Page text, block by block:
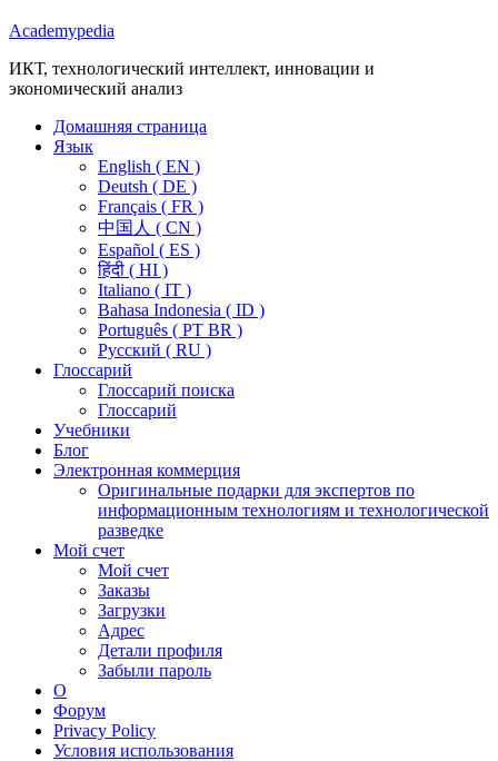
Menu
Academypedia
ИКТ, технологический интеллект, инновации и
экономический анализ
Домашняя страница
Язык
English ( EN )
Deutsh ( DE )
Français ( FR )
中国人 ( CN )
Español ( ES )
हिंदी ( HI )
Italiano ( IT )
Bahasa Indonesia ( ID )
Português ( PT BR )
Pусский ( RU )
Глоссарий
Глоссарий поиска
Глоссарий
Учебники
Блог
Электронная коммерция
Оригинальные подарки для экспертов по
информационным технологиям и технологической
разведке
Мой счет
Мой счет
Заказы
Загрузки
Адрес
Детали профиля
Забыли пароль
О
Форум
Privacy Policy
Условия использования